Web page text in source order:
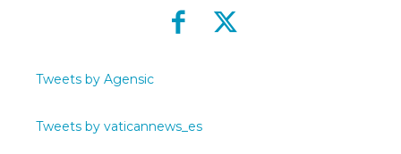
Tweets by Agensic
Tweets by vaticannews_es